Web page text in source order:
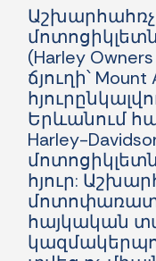
(Harley
ճյուղի՝
Երևանում
Harley-
հյուր:
հայկական